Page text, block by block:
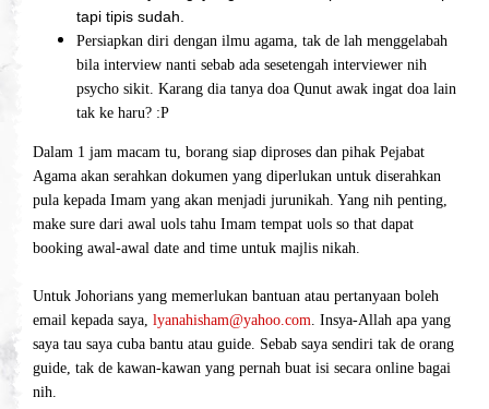
tapi tipis sudah.
Persiapkan diri dengan ilmu agama, tak de lah menggelabah
bila interview nanti sebab ada sesetengah interviewer nih
psycho sikit. Karang dia tanya doa Qunut awak ingat doa lain
tak ke haru? :P
Dalam 1 jam macam tu, borang siap diproses dan pihak Pejabat
Agama akan serahkan dokumen yang diperlukan untuk diserahkan
pula kepada Imam yang akan menjadi jurunikah. Yang nih penting,
make sure dari awal uols tahu Imam tempat uols so that dapat
booking awal-awal date and time untuk majlis nikah.
Untuk Johorians yang memerlukan bantuan atau pertanyaan boleh
email kepada saya, lyanahisham@yahoo.com . Insya-Allah apa yang
saya tau saya cuba bantu atau guide. Sebab saya sendiri tak de orang
guide, tak de kawan-kawan yang pernah buat isi secara online bagai
nih.